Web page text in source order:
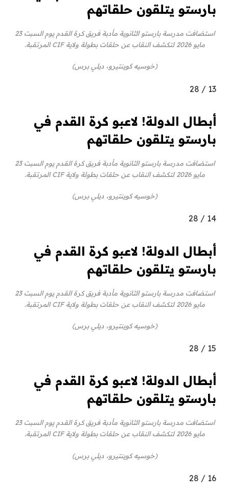
بارستو يتلقون حلقاتهم
استضافت مدرسة بارستو الثانوية مأدبة فريق كرة القدم يوم السبت 23
مايو 2026 لتكشف النقاب عن حلقات بطولة ولاية CIF المرتقبة.
(خوسيه كوينتيرو، ديلي برس)
13
/
28
أبطال الدولة! لاعبو كرة القدم في
بارستو يتلقون حلقاتهم
استضافت مدرسة بارستو الثانوية مأدبة فريق كرة القدم يوم السبت 23
مايو 2026 لتكشف النقاب عن حلقات بطولة ولاية CIF المرتقبة.
(خوسيه كوينتيرو، ديلي برس)
14
/
28
أبطال الدولة! لاعبو كرة القدم في
بارستو يتلقون حلقاتهم
استضافت مدرسة بارستو الثانوية مأدبة فريق كرة القدم يوم السبت 23
مايو 2026 لتكشف النقاب عن حلقات بطولة ولاية CIF المرتقبة.
(خوسيه كوينتيرو، ديلي برس)
15
/
28
أبطال الدولة! لاعبو كرة القدم في
بارستو يتلقون حلقاتهم
استضافت مدرسة بارستو الثانوية مأدبة فريق كرة القدم يوم السبت 23
مايو 2026 لتكشف النقاب عن حلقات بطولة ولاية CIF المرتقبة.
(خوسيه كوينتيرو، ديلي برس)
16
/
28